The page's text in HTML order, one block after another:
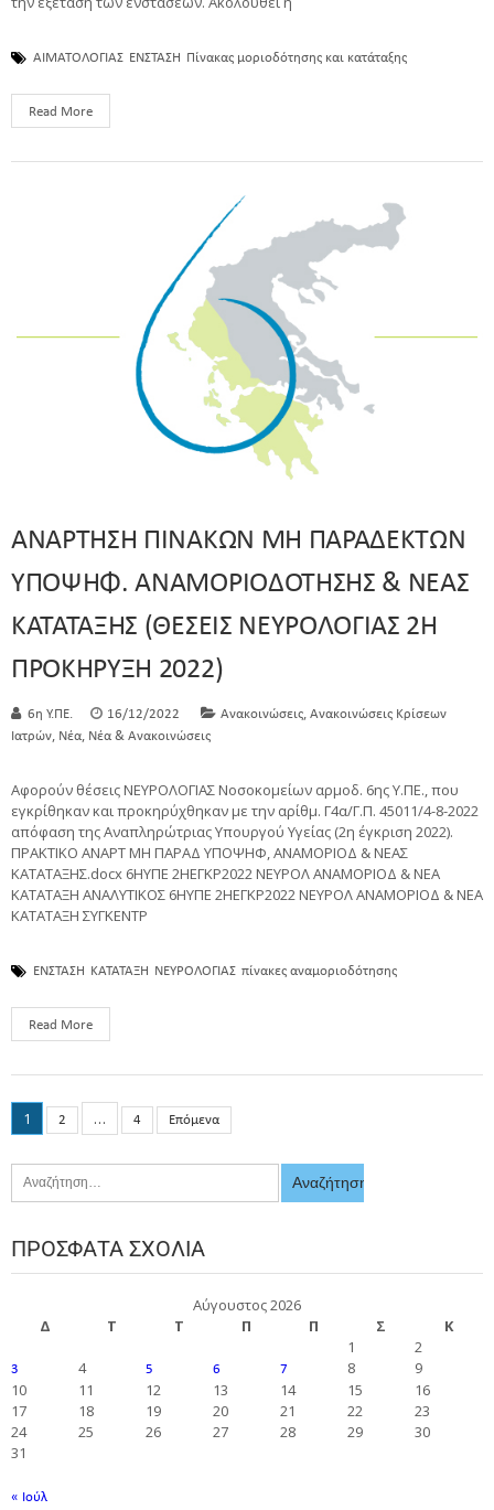
ΑΙΜΑΤΟΛΟΓΙΑΣ ΕΝΣΤΑΣΗ Πίνακας μοριοδότησης και κατάταξης
Read More
ΑΝΑΡΤΗΣΗ ΠΙΝΑΚΩΝ ΜΗ ΠΑΡΑΔΕΚΤΩΝ
ΥΠΟΨΗΦ. ΑΝΑΜΟΡΙΟΔΟΤΗΣΗΣ & ΝΕΑΣ
ΚΑΤΑΤΑΞΗΣ (ΘΕΣΕΙΣ ΝΕΥΡΟΛΟΓΙΑΣ 2Η
ΠΡΟΚΗΡΥΞΗ 2022)
6η Υ.ΠΕ. 16/12/2022 Ανακοινώσεις, Ανακοινώσεις Κρίσεων
Ιατρών, Νέα, Νέα & Ανακοινώσεις
Αφορούν θέσεις ΝΕΥΡΟΛΟΓΙΑΣ Νοσοκομείων αρμοδ. 6ης Υ.ΠΕ., που
εγκρίθηκαν και προκηρύχθηκαν με την αρίθμ. Γ4α/Γ.Π. 45011/4-8-2022
απόφαση της Αναπληρώτριας Υπουργού Υγείας (2η έγκριση 2022).
ΠΡΑΚΤΙΚΟ ΑΝΑΡΤ ΜΗ ΠΑΡΑΔ ΥΠΟΨΗΦ, ΑΝΑΜΟΡΙΟΔ & ΝΕΑΣ
ΚΑΤΑΤΑΞΗΣ.docx 6ΗΥΠΕ 2ΗΕΓΚΡ2022 ΝΕΥΡΟΛ ΑΝΑΜΟΡΙΟΔ & ΝΕΑ
ΚΑΤΑΤΑΞΗ ΑΝΑΛΥΤΙΚΟΣ 6ΗΥΠΕ 2ΗΕΓΚΡ2022 ΝΕΥΡΟΛ ΑΝΑΜΟΡΙΟΔ & ΝΕΑ
ΚΑΤΑΤΑΞΗ ΣΥΓΚΕΝΤΡ
ΕΝΣΤΑΣΗ ΚΑΤΑΤΑΞΗ ΝΕΥΡΟΛΟΓΙΑΣ πίνακες αναμοριοδότησης
Read More
1 2 … 4 Επόμενα
ΠΡΌΣΦΑΤΑ ΣΧΌΛΙΑ
Αύγουστος 2026
Δ
Τ Τ Π Π Σ
Κ
1
2
3 4 5 6 7 8
9
10
11 12 13 14 15
16
17
18 19 20 21 22
23
24
25 26 27 28 29
30
31
« Ιούλ